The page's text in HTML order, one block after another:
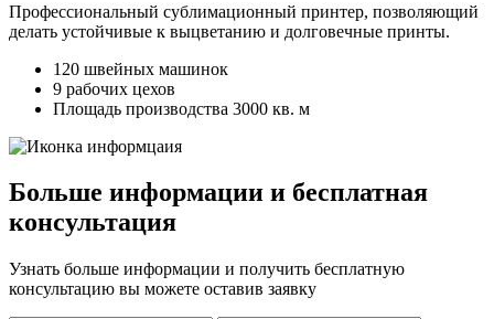
Профессиональный сублимационный принтер, позволяющий
делать устойчивые к выцветанию и долговечные принты.
120 швейных машинок
9 рабочих цехов
Площадь производства 3000 кв. м
Больше информации и бесплатная
консультация
Узнать больше информации и получить бесплатную
консультацию вы можете оставив заявку